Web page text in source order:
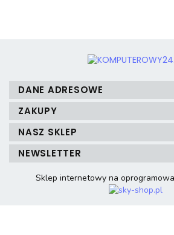
3mk
DANE ADRESOWE
ZAKUPY
NASZ SKLEP
NEWSLETTER
Sklep internetowy na